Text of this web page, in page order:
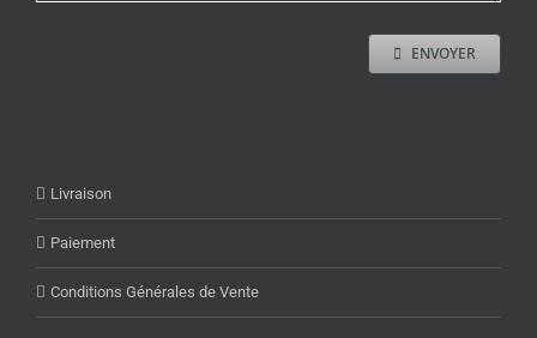
ENVOYER
Livraison
Paiement
Conditions Générales de Vente